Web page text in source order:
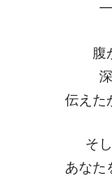
腹
伝えた
そ
あなた